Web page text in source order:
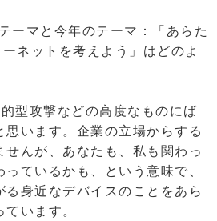
ーマと今年のテーマ：「あらた
ネットを考えよう」はどのよ
型攻撃などの高度なものにば
います。企業の立場からする
んが、あなたも、私も関わっ
ているかも、という意味で、
身近なデバイスのことをあら
います。